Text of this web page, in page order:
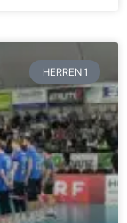
HERREN 1